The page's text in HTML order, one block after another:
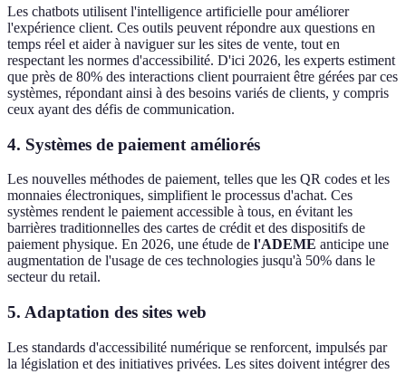
Les chatbots utilisent l'intelligence artificielle pour améliorer
l'expérience client. Ces outils peuvent répondre aux questions en
temps réel et aider à naviguer sur les sites de vente, tout en
respectant les normes d'accessibilité. D'ici 2026, les experts estiment
que près de 80% des interactions client pourraient être gérées par ces
systèmes, répondant ainsi à des besoins variés de clients, y compris
ceux ayant des défis de communication.
4. Systèmes de paiement améliorés
Les nouvelles méthodes de paiement, telles que les QR codes et les
monnaies électroniques, simplifient le processus d'achat. Ces
systèmes rendent le paiement accessible à tous, en évitant les
barrières traditionnelles des cartes de crédit et des dispositifs de
paiement physique. En 2026, une étude de l'ADEME anticipe une
augmentation de l'usage de ces technologies jusqu'à 50% dans le
secteur du retail.
5. Adaptation des sites web
Les standards d'accessibilité numérique se renforcent, impulsés par
la législation et des initiatives privées. Les sites doivent intégrer des